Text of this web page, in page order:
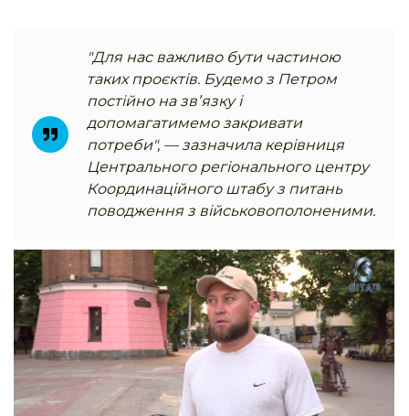
"Для нас важливо бути частиною
таких проєктів. Будемо з Петром
постійно на звʼязку і
допомагатимемо закривати
потреби", — зазначила керівниця
Центрального регіонального центру
Координаційного штабу з питань
поводження з військовополоненими.